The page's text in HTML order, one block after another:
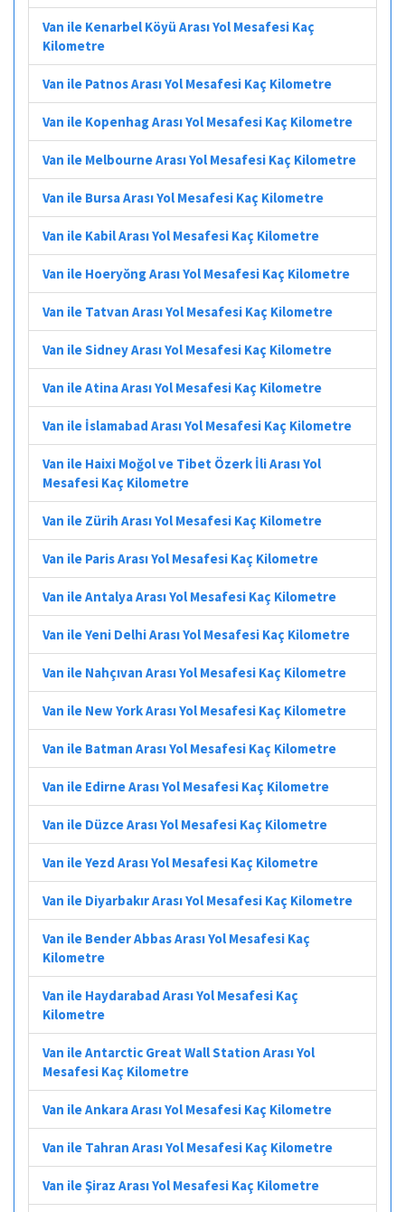
Van ile Kenarbel Köyü Arası Yol Mesafesi Kaç
Kilometre
Van ile Patnos Arası Yol Mesafesi Kaç Kilometre
Van ile Kopenhag Arası Yol Mesafesi Kaç Kilometre
Van ile Melbourne Arası Yol Mesafesi Kaç Kilometre
Van ile Bursa Arası Yol Mesafesi Kaç Kilometre
Van ile Kabil Arası Yol Mesafesi Kaç Kilometre
Van ile Hoeryŏng Arası Yol Mesafesi Kaç Kilometre
Van ile Tatvan Arası Yol Mesafesi Kaç Kilometre
Van ile Sidney Arası Yol Mesafesi Kaç Kilometre
Van ile Atina Arası Yol Mesafesi Kaç Kilometre
Van ile İslamabad Arası Yol Mesafesi Kaç Kilometre
Van ile Haixi Moğol ve Tibet Özerk İli Arası Yol
Mesafesi Kaç Kilometre
Van ile Zürih Arası Yol Mesafesi Kaç Kilometre
Van ile Paris Arası Yol Mesafesi Kaç Kilometre
Van ile Antalya Arası Yol Mesafesi Kaç Kilometre
Van ile Yeni Delhi Arası Yol Mesafesi Kaç Kilometre
Van ile Nahçıvan Arası Yol Mesafesi Kaç Kilometre
Van ile New York Arası Yol Mesafesi Kaç Kilometre
Van ile Batman Arası Yol Mesafesi Kaç Kilometre
Van ile Edirne Arası Yol Mesafesi Kaç Kilometre
Van ile Düzce Arası Yol Mesafesi Kaç Kilometre
Van ile Yezd Arası Yol Mesafesi Kaç Kilometre
Van ile Diyarbakır Arası Yol Mesafesi Kaç Kilometre
Van ile Bender Abbas Arası Yol Mesafesi Kaç
Kilometre
Van ile Haydarabad Arası Yol Mesafesi Kaç
Kilometre
Van ile Antarctic Great Wall Station Arası Yol
Mesafesi Kaç Kilometre
Van ile Ankara Arası Yol Mesafesi Kaç Kilometre
Van ile Tahran Arası Yol Mesafesi Kaç Kilometre
Van ile Şiraz Arası Yol Mesafesi Kaç Kilometre